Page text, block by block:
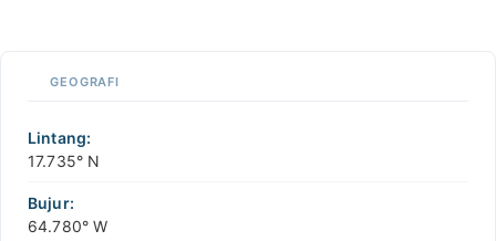
−
GEOGRAFI
Lintang:
17.735° N
Bujur:
64.780° W